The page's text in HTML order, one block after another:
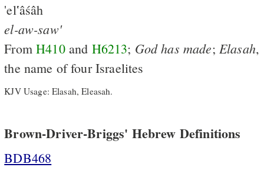
'el‛âśâh
el-aw-saw'
FromH410and H6213; God has made; Elasah,
the name of four Israelites
KJV Usage: Elasah, Eleasah.
Brown-Driver-Briggs' Hebrew Definitions
BDB468